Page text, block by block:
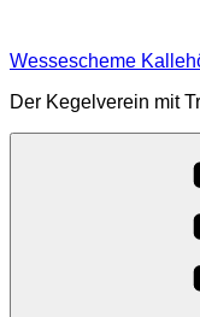
springen
Wessescheme
Der Kegelverein mit